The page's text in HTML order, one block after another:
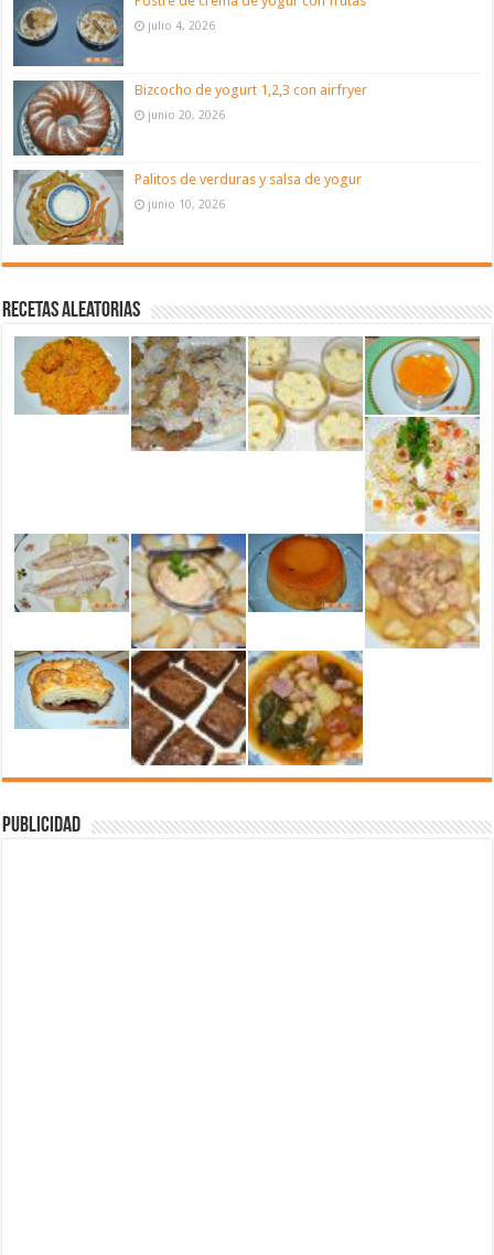
julio 4, 2026
Bizcocho de yogurt 1,2,3 con airfryer
junio 20, 2026
Palitos de verduras y salsa de yogur
junio 10, 2026
Recetas aleatorias
Publicidad